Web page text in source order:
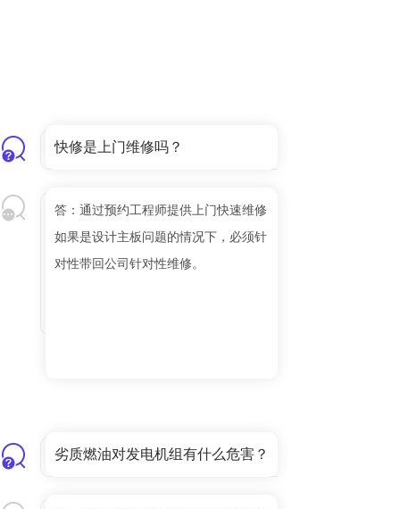
快修是上门维修吗？
答：通过预约工程师提供上门快速维修
如果是设计主板问题的情况下，必须针
对性带回公司针对性维修。
劣质燃油对发电机组有什么危害？